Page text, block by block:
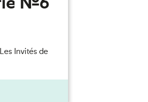
Invités de